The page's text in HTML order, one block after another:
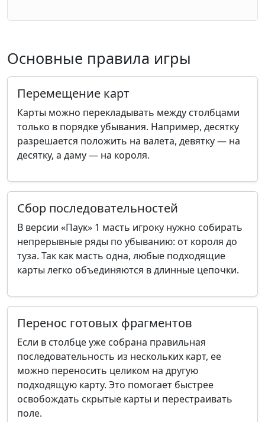
Основные правила игры
Перемещение карт
Карты можно перекладывать между столбцами
только в порядке убывания. Например, десятку
разрешается положить на валета, девятку — на
десятку, а даму — на короля.
Сбор последовательностей
В версии «Паук» 1 масть игроку нужно собирать
непрерывные ряды по убыванию: от короля до
туза. Так как масть одна, любые подходящие
карты легко объединяются в длинные цепочки.
Перенос готовых фрагментов
Если в столбце уже собрана правильная
последовательность из нескольких карт, ее
можно переносить целиком на другую
подходящую карту. Это помогает быстрее
освобождать скрытые карты и перестраивать
поле.